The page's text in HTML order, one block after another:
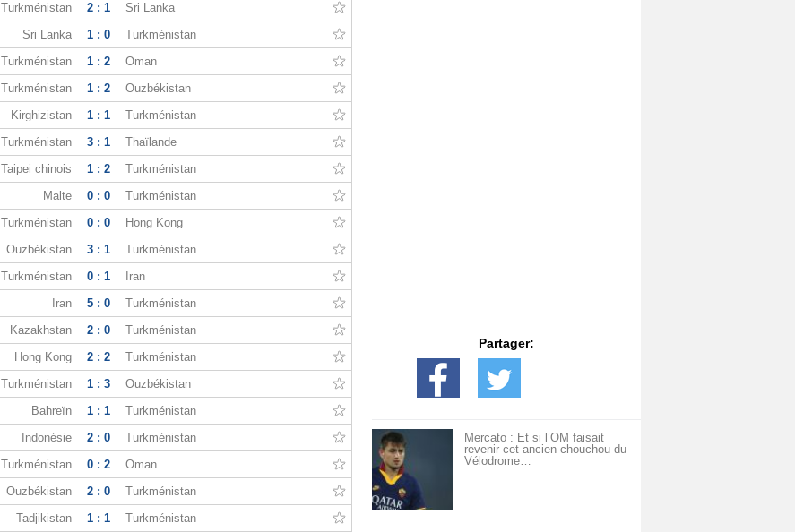
Turkménistan 2 : 1 Sri Lanka
Sri Lanka 1 : 0 Turkménistan
Turkménistan 1 : 2 Oman
Turkménistan 1 : 2 Ouzbékistan
Kirghizistan 1 : 1 Turkménistan
Turkménistan 3 : 1 Thaïlande
Taipei chinois 1 : 2 Turkménistan
Malte 0 : 0 Turkménistan
Turkménistan 0 : 0 Hong Kong
Ouzbékistan 3 : 1 Turkménistan
Turkménistan 0 : 1 Iran
Iran 5 : 0 Turkménistan
Kazakhstan 2 : 0 Turkménistan
Hong Kong 2 : 2 Turkménistan
Turkménistan 1 : 3 Ouzbékistan
Bahreïn 1 : 1 Turkménistan
Indonésie 2 : 0 Turkménistan
Turkménistan 0 : 2 Oman
Ouzbékistan 2 : 0 Turkménistan
Tadjikistan 1 : 1 Turkménistan
Partager:
Mercato : Et si l’OM faisait
revenir cet ancien chouchou du
Vélodrome…